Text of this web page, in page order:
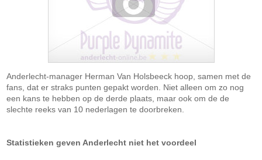
Anderlecht-manager Herman Van Holsbeeck hoop, samen met de
fans, dat er straks punten gepakt worden. Niet alleen om zo nog
een kans te hebben op de derde plaats, maar ook om de de
slechte reeks van 10 nederlagen te doorbreken.
Statistieken geven Anderlecht niet het voordeel